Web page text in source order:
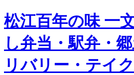
松江百年の味 一
し弁当・駅弁・
リバリー・テイ